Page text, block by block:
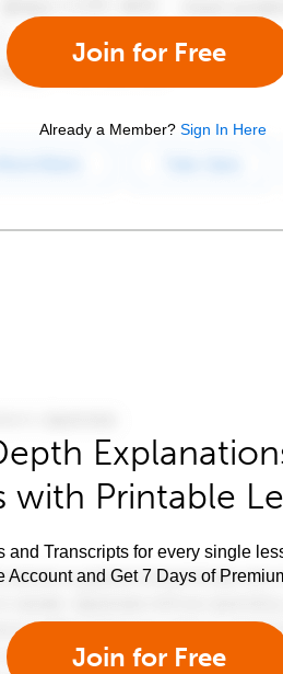
Join for Free
Already a Member? Sign In Here
with Printable
and Transcripts for every single
Account and Get 7 Days of
Join for Free